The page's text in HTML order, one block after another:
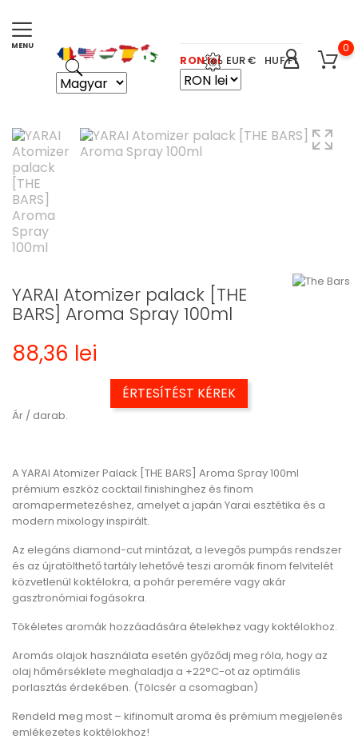
0
RON lei EUR € HUF Ft
YARAI Atomizer palack [THE
BARS] Aroma Spray 100ml
88,36 lei
ÉRTESÍTÉST KÉREK
Ár / darab.
A YARAI Atomizer Palack [THE BARS] Aroma Spray 100ml
prémium eszköz cocktail finishinghez és finom
aromapermetezéshez, amelyet a japán Yarai esztétika és a
modern mixology inspirált.
Az elegáns diamond-cut mintázat, a levegős pumpás rendszer
és az újratölthető tartály lehetővé teszi aromák finom felvitelét
közvetlenül koktélokra, a pohár peremére vagy akár
gasztronómiai fogásokra.
Tökéletes aromák hozzáadására ételekhez vagy koktélokhoz.
Aromás olajok használata esetén győződj meg róla, hogy az
olaj hőmérséklete meghaladja a +22°C-ot az optimális
porlasztás érdekében. (Tölcsér a csomagban)
Rendeld meg most – kifinomult aroma és prémium megjelenés
emlékezetes koktélokhoz!